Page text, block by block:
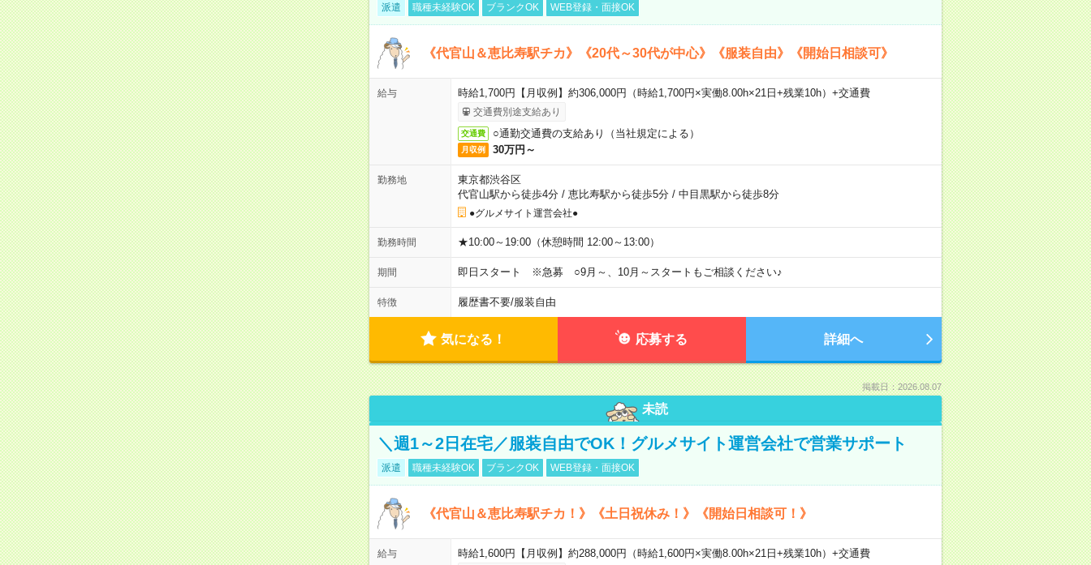
派遣 職種未経験OK ブランクOK WEB登録・面接OK
《代官山＆恵比寿駅チカ》《20代～30代が中心》《服装自由》《開始日相談可》
給与 時給1,700円【月収例】約306,000円（時給1,700円×実働8.00h×21日+残業10h）+交通費
交通費別途支給あり
交通費 ○通勤交通費の支給あり（当社規定による）
月収例 30万円～
勤務地
東京都渋谷区
代官山駅から徒歩4分/ 恵比寿駅から徒歩5分/ 中目黒駅から徒歩8分
●グルメサイト運営会社●
勤務時間 ★10:00～19:00（休憩時間 12:00～13:00）
期間 即日スタート ※急募 ○9月～、10月～スタートもご相談ください♪
特徴 履歴書不要/服装自由
気になる！ 応募する 詳細へ
掲載日：2026.08.07
未読
＼週1～2日在宅／服装自由でOK！グルメサイト運営会社で営業サポート
派遣 職種未経験OK ブランクOK WEB登録・面接OK
《代官山＆恵比寿駅チカ！》《土日祝休み！》《開始日相談可！》
給与 時給1,600円【月収例】約288,000円（時給1,600円×実働8.00h×21日+残業10h）+交通費